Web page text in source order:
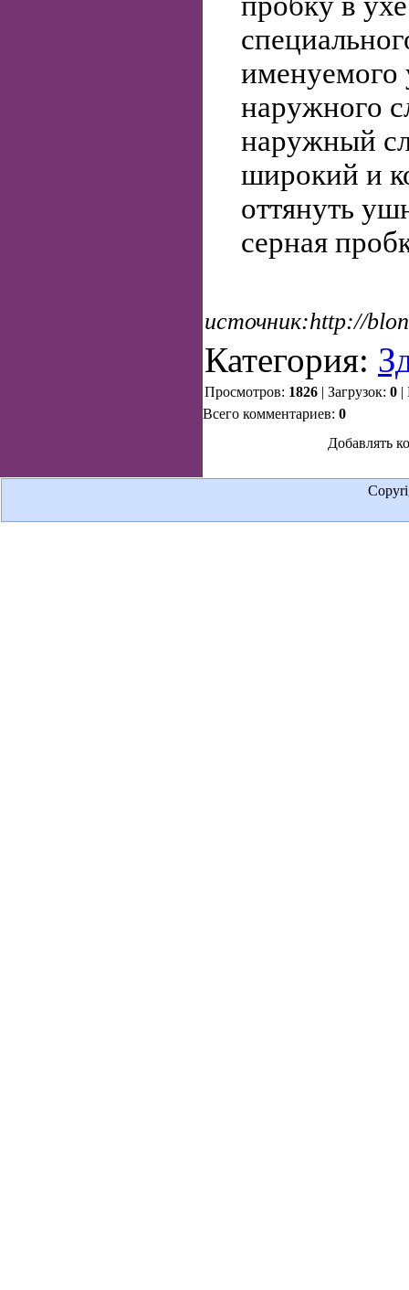
именуемого
наружного
наружный
широкий и
оттянуть
серная
источник:http://
Категория:
Просмотров: 1826 | Загрузок: 0 |
Всего комментариев: 0
Добавлять